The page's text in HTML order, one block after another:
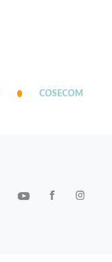
COSECOM